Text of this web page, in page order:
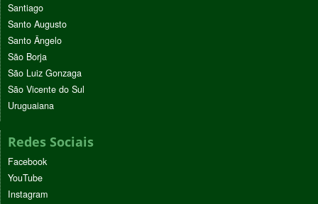
Santiago
Santo Augusto
Santo Ângelo
São Borja
São Luiz Gonzaga
São Vicente do Sul
Uruguaiana
Redes Sociais
Facebook
YouTube
Instagram